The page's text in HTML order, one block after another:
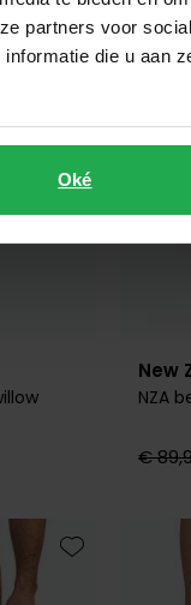
partners voor social
die u aan
Oké
New
NZA
€
Toevoegen